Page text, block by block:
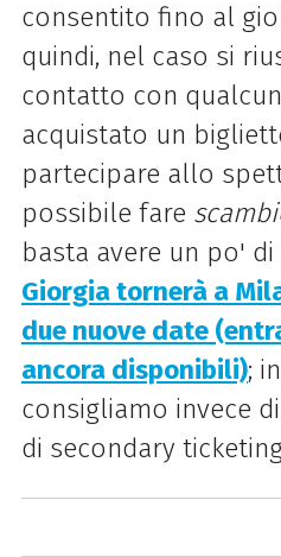
consentito fino al
quindi, nel caso si
contatto con
acquistato un
partecipare allo
possibile fare
basta avere un po'
Giorgia tornerà a
due nuove date
ancora disponibili);
consigliamo invece
di secondary